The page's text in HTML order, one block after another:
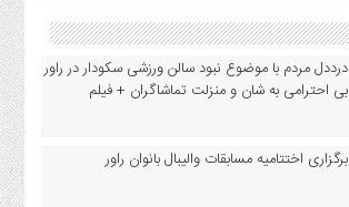
درددل مردم با موضوع نبود سالن ورزشی سکودار در راور و
بی احترامی به شان و منزلت تماشاگران + فیلم
برگزاری اختتامیه مسابقات والیبال بانوان راور